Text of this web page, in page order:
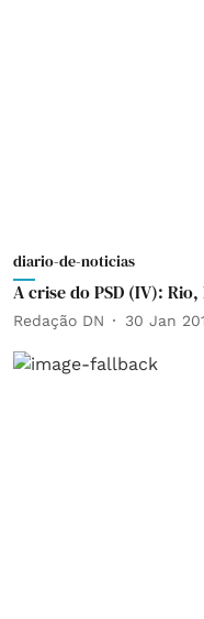
diario-de-noticias
A crise do PSD (IV): Rio,
Redação DN 30 Jan